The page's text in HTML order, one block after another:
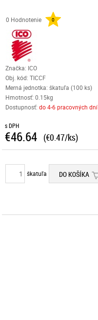
0 Hodnotenie 0
Značka: ICO
Obj. kód:TICCF
Merná jednotka: škatuľa (100 ks)
Hmotnosť: 0.15kg
Dostupnosť:do 4-6 pracovných dní
s DPH
€46.64 (€0.47/ks)
škatuľa DO KOŠÍKA